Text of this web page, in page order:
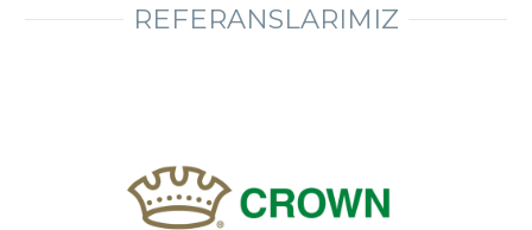
REFERANSLARIMIZ